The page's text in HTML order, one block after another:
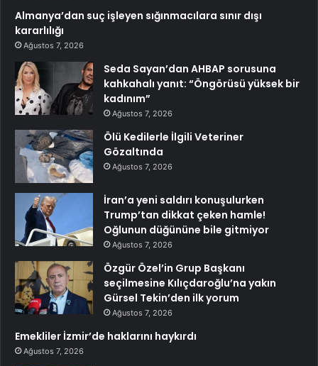
Almanya’dan suç işleyen sığınmacılara sınır dışı
kararlılığı
Ağustos 7, 2026
Seda Sayan’dan AHBAP sorusuna
kahkahalı yanıt: “Öngörüsü yüksek bir
kadınım”
Ağustos 7, 2026
Ölü Kedilerle İlgili Veteriner
Gözaltında
Ağustos 7, 2026
İran’a yeni saldırı konuşulurken
Trump’tan dikkat çeken hamle!
Oğlunun düğününe bile gitmiyor
Ağustos 7, 2026
Özgür Özel’in Grup Başkanı
seçilmesine Kılıçdaroğlu’na yakın
Gürsel Tekin’den ilk yorum
Ağustos 7, 2026
Emekliler İzmir’de haklarını haykırdı
Ağustos 7, 2026